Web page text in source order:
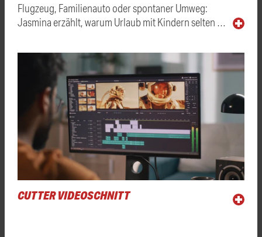
Flugzeug, Familienauto oder spontaner Umweg:
Jasmina erzählt, warum Urlaub mit Kindern selten …
CUTTER VIDEOSCHNITT